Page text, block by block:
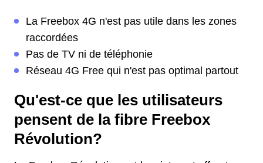
La Freebox 4G n'est pas utile dans les zones
raccordées
Pas de TV ni de téléphonie
Réseau 4G Free qui n'est pas optimal partout
Qu'est-ce que les utilisateurs
pensent de la fibre Freebox
Révolution?